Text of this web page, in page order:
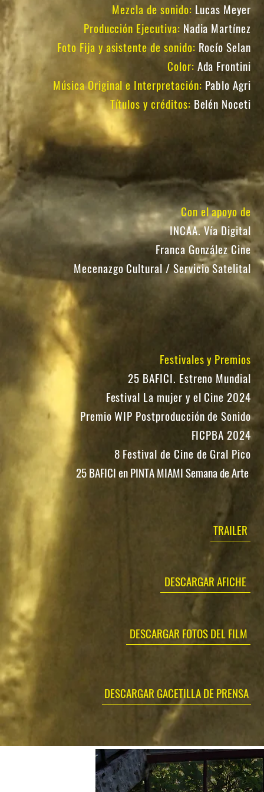
Mezcla de sonido: Lucas Meyer
Producción Ejecutiva: Nadia Martínez
Foto Fija y asistente de sonido: Rocío Selan
Color: Ada Frontini
Música Original e Interpretación: Pablo Agri
Títulos y créditos: Belén Noceti
Con el apoyo de
INCAA. Vía Digital
Franca González Cine
Mecenazgo Cultural / Servicio Satelital
Festivales y Premios
25 BAFICI. Estreno Mundial
Festival La mujer y el Cine 2024
Premio WIP Postproducción de Sonido
FICPBA 2024
8 Festival de Cine de Gral Pico
25 BAFICI en PINTA MIAMI Semana de Arte
TRAILER
DESCARGAR AFICHE
DESCARGAR FOTOS DEL FILM
DESCARGAR GACETILLA DE PRENSA